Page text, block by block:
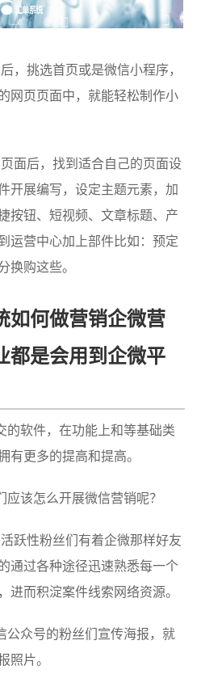
，挑选首页或是微信小程序，
网页页面中，就能轻松制作小
面后，找到适合自己的页面设
开展编写，设定主题元素，加
按钮、短视频、文章标题、产
运营中心加上部件比如：预定
换购这些。
如何做营销企微营
都是会用到企微平
的软件，在功能上和等基础类
有更多的提高和提高。
该怎么开展微信营销呢？
跃性粉丝们有着企微那样好友
通过各种途径迅速熟悉每一个
进而积淀案件线索网络资源。
公众号的粉丝们宣传海报，就
照片。